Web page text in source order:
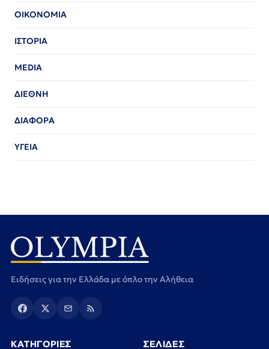
ΟΙΚΟΝΟΜΙΑ
ΙΣΤΟΡΙΑ
MEDIA
ΔΙΕΘΝΗ
ΔΙΑΦΟΡΑ
ΥΓΕΙΑ
Ειδήσεις για την Ελλάδα με όπλο την Αλήθεια
ΚΑΤΗΓΟΡΙΕΣ ΣΕΛΙΔΕΣ